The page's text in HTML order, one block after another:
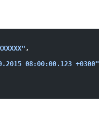
,
08:00:00.123 +0300"